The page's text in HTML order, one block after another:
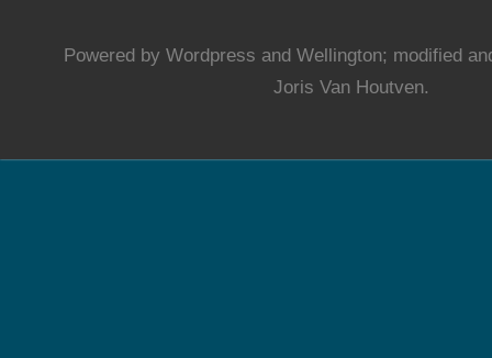
Powered by Wordpress and Wellington; modified
Joris Van Houtven.